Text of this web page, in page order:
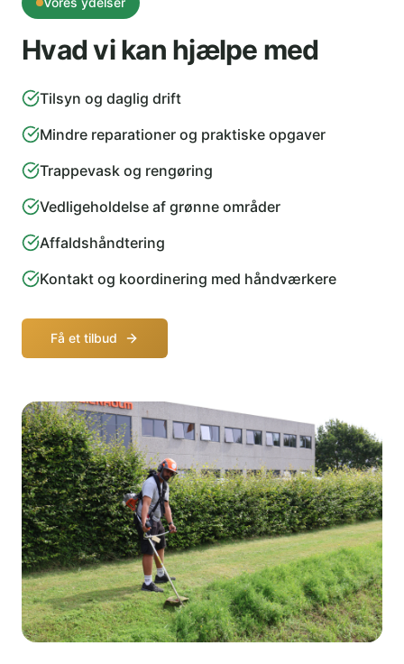
Hvad vi kan hjælpe med
Tilsyn og daglig drift
Mindre reparationer og praktiske opgaver
Trappevask og rengøring
Vedligeholdelse af grønne områder
Affaldshåndtering
Kontakt og koordinering med håndværkere
Få et tilbud